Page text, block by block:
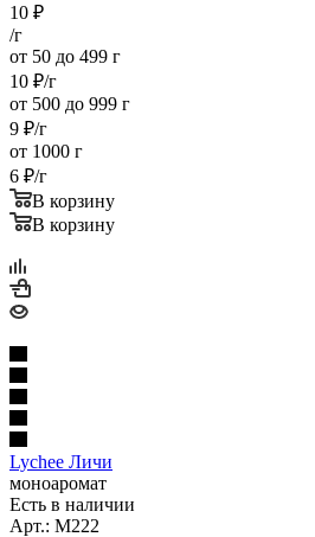
10 ₽
/г
от 50 до 499 г
10 ₽/г
от 500 до 999 г
9 ₽/г
от 1000 г
6 ₽/г
В корзину
В корзину
Lychee Личи
моноаромат
Есть в наличии
Арт.: M222